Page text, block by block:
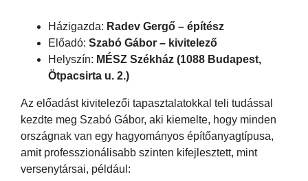
Házigazda: Radev Gergő – építész
Előadó: Szabó Gábor – kivitelező
Helyszín: MÉSZ Székház (1088 Budapest,
Ötpacsirta u. 2.)
Az előadást kivitelezői tapasztalatokkal teli tudással
kezdte meg Szabó Gábor, aki kiemelte, hogy minden
országnak van egy hagyományos építőanyagtípusa,
amit professzionálisabb szinten kifejlesztett, mint
versenytársai, például: